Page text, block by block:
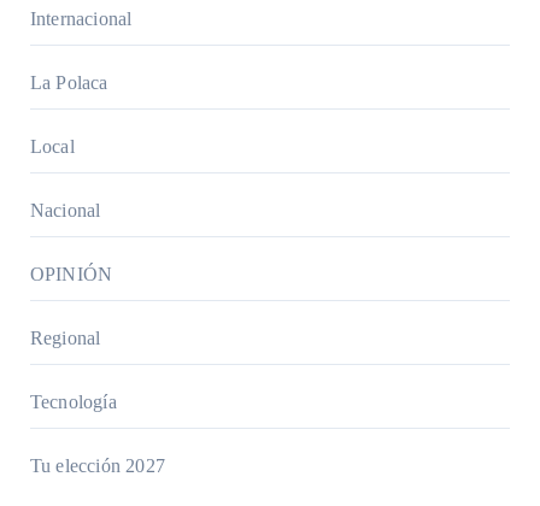
Internacional
La Polaca
Local
Nacional
OPINIÓN
Regional
Tecnología
Tu elección 2027